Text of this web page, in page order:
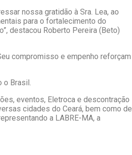
nossa gratidão à Sra. Lea, ao
para o fortalecimento do
destacou Roberto Pereira (Beto)
compromisso e empenho reforçam
o Brasil.
eventos, Eletroca e descontração
cidades do Ceará, bem como de
a LABRE-MA, a